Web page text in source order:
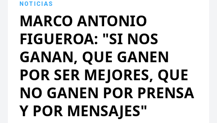
NOTICIAS
MARCO ANTONIO
FIGUEROA: "SI NOS
GANAN, QUE GANEN
POR SER MEJORES, QUE
NO GANEN POR PRENSA
Y POR MENSAJES"